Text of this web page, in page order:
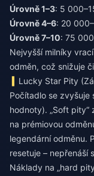
Úrovně 1–3: 5
Úrovně 4–6: 20
Úrovně 7–10: 75
Nejvyšší milníky
odměn, což snižuje
Lucky Star Pity
Počítadlo se zvyšuje
hodnoty). „Soft pity“
na prémiovou
legendární odměnu.
resetuje – nepřenáší
Náklady na „hard